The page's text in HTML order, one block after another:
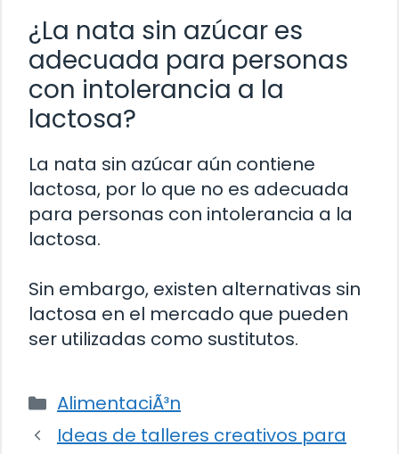
¿La nata sin azúcar es
adecuada para personas
con intolerancia a la
lactosa?
La nata sin azúcar aún contiene
lactosa, por lo que no es adecuada
para personas con intolerancia a la
lactosa.
Sin embargo, existen alternativas sin
lactosa en el mercado que pueden
ser utilizadas como sustitutos.
Categorías
AlimentaciÃ³n
Ideas de talleres creativos para